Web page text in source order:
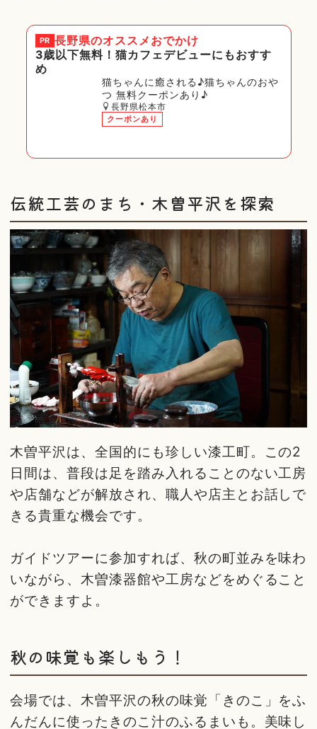
PR 長野県のオススメおでかけ
3歳以下無料！猫カフェデビューにもおすす
め
猫ちゃんに癒される♪猫ちゃんのおや
つ 無料クーポンあり♪
長野県松本市
クーポンあり
伝統工芸のまち・木曽平沢を探索
木曽平沢は、全国的にも珍しい漆工町。この2
日間は、普段は足を踏み入れることのない工房
や店舗などが解放され、職人や店主とお話しで
きる貴重な機会です。
ガイドツアーに参加すれば、秋の町並みを味わ
いながら、木曽漆器館や工房などをめぐること
ができますよ。
秋の味覚も楽しもう！
会場では、木曽平沢の秋の味覚「きのこ」をふ
んだんに使ったきのこ汁のふるまいも。美味し